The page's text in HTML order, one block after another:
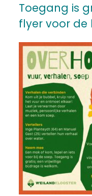
Toegang is
flyer voor de